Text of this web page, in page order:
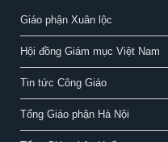
Giáo phận Xuân lộc
Hội đồng Giám mục Việt Nam
Tin tức Công Giáo
Tổng Giáo phận Hà Nội